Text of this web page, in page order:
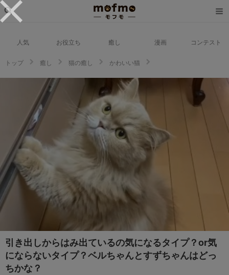
人気 お役立ち 癒し 漫画 コンテスト
トップ 癒し 猫の癒し
かわいい猫
ちゃんとすずちゃんはどっちかな？
引き出しからはみ出ているの気になるタイプ？or気
にならないタイプ？ベルちゃんとすずちゃんはどっ
ちかな？